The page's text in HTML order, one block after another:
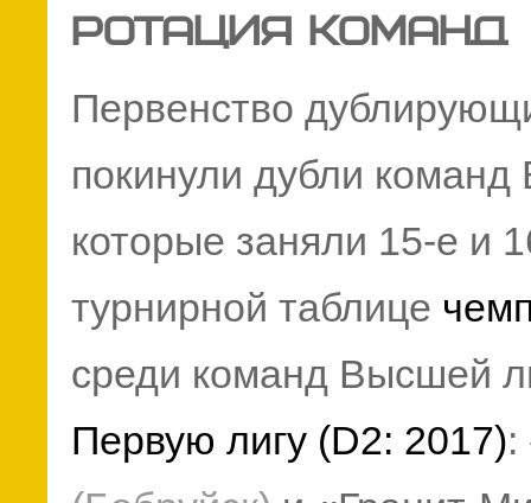
РОТАЦИЯ КОМАНД
Первенство
покинули дубли
которые заняли 15-е и
турнирной таблице
среди команд Высшей
Первую лигу (D2: 2017):